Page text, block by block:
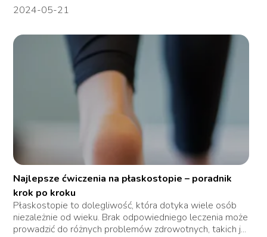
2024-05-21
Najlepsze ćwiczenia na płaskostopie – poradnik
krok po kroku
Płaskostopie to dolegliwość, która dotyka wiele osób
niezależnie od wieku. Brak odpowiedniego leczenia może
prowadzić do różnych problemów zdrowotnych, takich j...